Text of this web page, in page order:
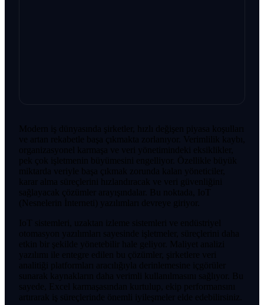
Modern iş dünyasında şirketler, hızlı değişen piyasa koşulları
ve artan rekabetle başa çıkmakta zorlanıyor. Verimlilik kaybı,
organizasyonel karmaşa ve veri yönetimindeki eksiklikler,
pek çok işletmenin büyümesini engelliyor. Özellikle büyük
miktarda veriyle başa çıkmak zorunda kalan yöneticiler,
karar alma süreçlerini hızlandıracak ve veri güvenliğini
sağlayacak çözümler arayışındalar. Bu noktada, IoT
(Nesnelerin İnterneti) yazılımları devreye giriyor.
IoT sistemleri, uzaktan izleme sistemleri ve endüstriyel
otomasyon yazılımları sayesinde işletmeler, süreçlerini daha
etkin bir şekilde yönetebilir hale geliyor. Maliyet analizi
yazılımı ile entegre edilen bu çözümler, şirketlere veri
analitiği platformları aracılığıyla derinlemesine içgörüler
sunarak kaynakların daha verimli kullanılmasını sağlıyor. Bu
sayede, Excel karmaşasından kurtulup, ekip performansını
artırarak iş süreçlerinde önemli iyileşmeler elde edebilirsiniz.